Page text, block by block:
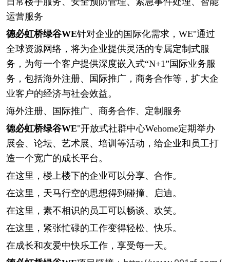
运营服务
德必虹桥绿谷WE针对企业的国际化需求， WE"通过
全球资源网络，将为企业提供灵活的专属定制式服
务，为每一个客户提供深度嵌入式“N+1”国际业务服
务，包括海外注册、国际推广，商务合作等，扩大企
业客户的经济与社会效益。
海外注册、国际推广、商务合作、定制服务
德必虹桥绿谷WE"开放式社群中心Wehome定期举办
展会、论坛、艺术展、培训等活动，给企业和员工打
造一个宽广的成长平台。
在这里，楼上楼下的企业可以分享、合作。
在这里，天马行空的思想得到碰撞、启迪。
在这里，素不相识的员工可以畅谈、欢笑。
在这里，紧张忙碌的工作变得轻松、快乐。
在成长和友爱中快乐工作，享受每一天。